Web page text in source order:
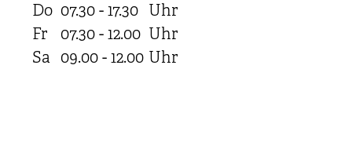
Do 07.30 - 17.30 Uhr
Fr
07.30 - 12.00 Uhr
Sa 09.00 - 12.00 Uhr